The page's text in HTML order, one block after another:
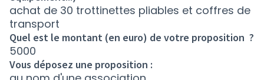
achat de 30 trottinettes pliables et coffres de
transport
Quel est le montant (en euro) de votre proposition ?
5000
Vous déposez une proposition :